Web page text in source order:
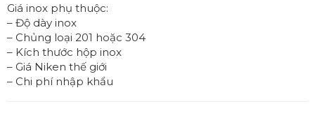
Giá inox phụ thuộc:
– Độ dày inox
– Chủng loại 201 hoặc 304
– Kích thước hộp inox
– Giá Niken thế giới
– Chi phí nhập khẩu